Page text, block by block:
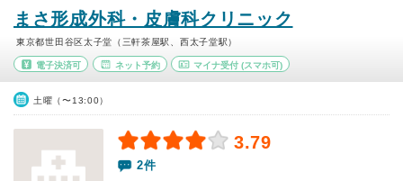
まさ形成外科・皮膚科クリニック
東京都世田谷区太子堂（三軒茶屋駅、西太子堂駅）
電子決済可 ネット予約 マイナ受付 (スマホ可)
土曜（〜13:00）
3.79
2件